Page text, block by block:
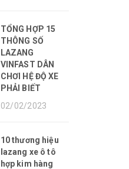
TỔNG HỢP 15
THÔNG SỐ
LAZANG
VINFAST DÂN
CHƠI HỆ ĐỘ XE
PHẢI BIẾT
02/02/2023
10 thương hiệu
lazang xe ô tô
hợp kim hàng